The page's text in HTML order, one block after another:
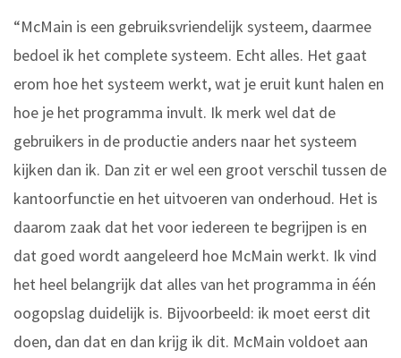
“McMain is een gebruiksvriendelijk systeem, daarmee
bedoel ik het complete systeem. Echt alles. Het gaat
erom hoe het systeem werkt, wat je eruit kunt halen en
hoe je het programma invult. Ik merk wel dat de
gebruikers in de productie anders naar het systeem
kijken dan ik. Dan zit er wel een groot verschil tussen de
kantoorfunctie en het uitvoeren van onderhoud. Het is
daarom zaak dat het voor iedereen te begrijpen is en
dat goed wordt aangeleerd hoe McMain werkt. Ik vind
het heel belangrijk dat alles van het programma in één
oogopslag duidelijk is. Bijvoorbeeld: ik moet eerst dit
doen, dan dat en dan krijg ik dit. McMain voldoet aan